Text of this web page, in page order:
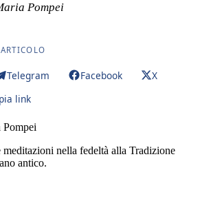
Pompei
Telegram Facebook
X
link
meditazioni nella fedeltà alla Tradizione
antico.